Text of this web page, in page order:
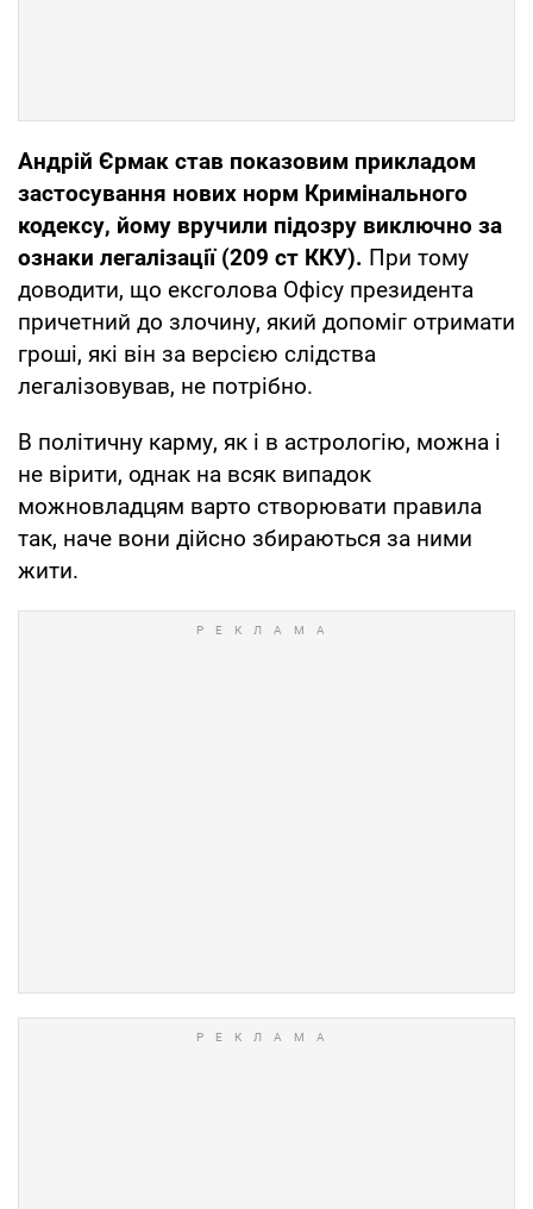
Андрій Єрмак став показовим прикладом
застосування нових норм Кримінального
кодексу, йому вручили підозру виключно за
ознаки легалізації (209 ст ККУ). При тому
доводити, що ексголова Офісу президента
причетний до злочину, який допоміг отримати
гроші, які він за версією слідства
легалізовував, не потрібно.
В політичну карму, як і в астрологію, можна і
не вірити, однак на всяк випадок
можновладцям варто створювати правила
так, наче вони дійсно збираються за ними
жити.